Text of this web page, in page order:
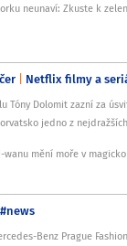
neunaví: Zkuste k
Netflix filmy a
Tóny Dolomit zazní za
jedno z
wanu mění moře v
#news
Benz Prague